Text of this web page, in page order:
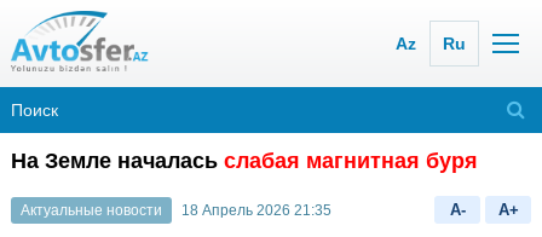
Az Ru
На Земле началась слабая магнитная буря
Актуальные новости 18 Апрель 2026 21:35 A- A+